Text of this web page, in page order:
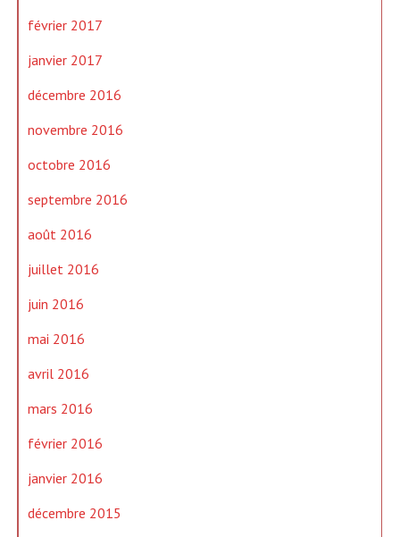
février 2017
janvier 2017
décembre 2016
novembre 2016
octobre 2016
septembre 2016
août 2016
juillet 2016
juin 2016
mai 2016
avril 2016
mars 2016
février 2016
janvier 2016
décembre 2015